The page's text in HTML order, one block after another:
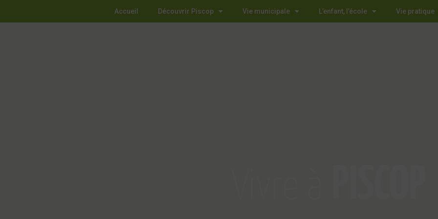
Accueil Découvrir Piscop Vie municipale L’enfant, l’école Vie pratique